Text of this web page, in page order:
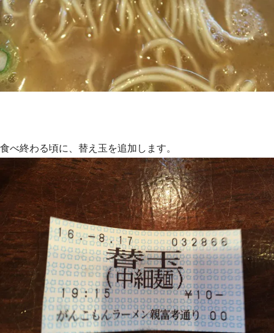
食べ終わる頃に、替え玉を追加します。